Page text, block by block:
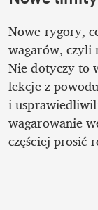
Nowe rygory,
wagarów, czyli
Nie dotyczy to
lekcje z
i
wagarowanie
częściej prosić